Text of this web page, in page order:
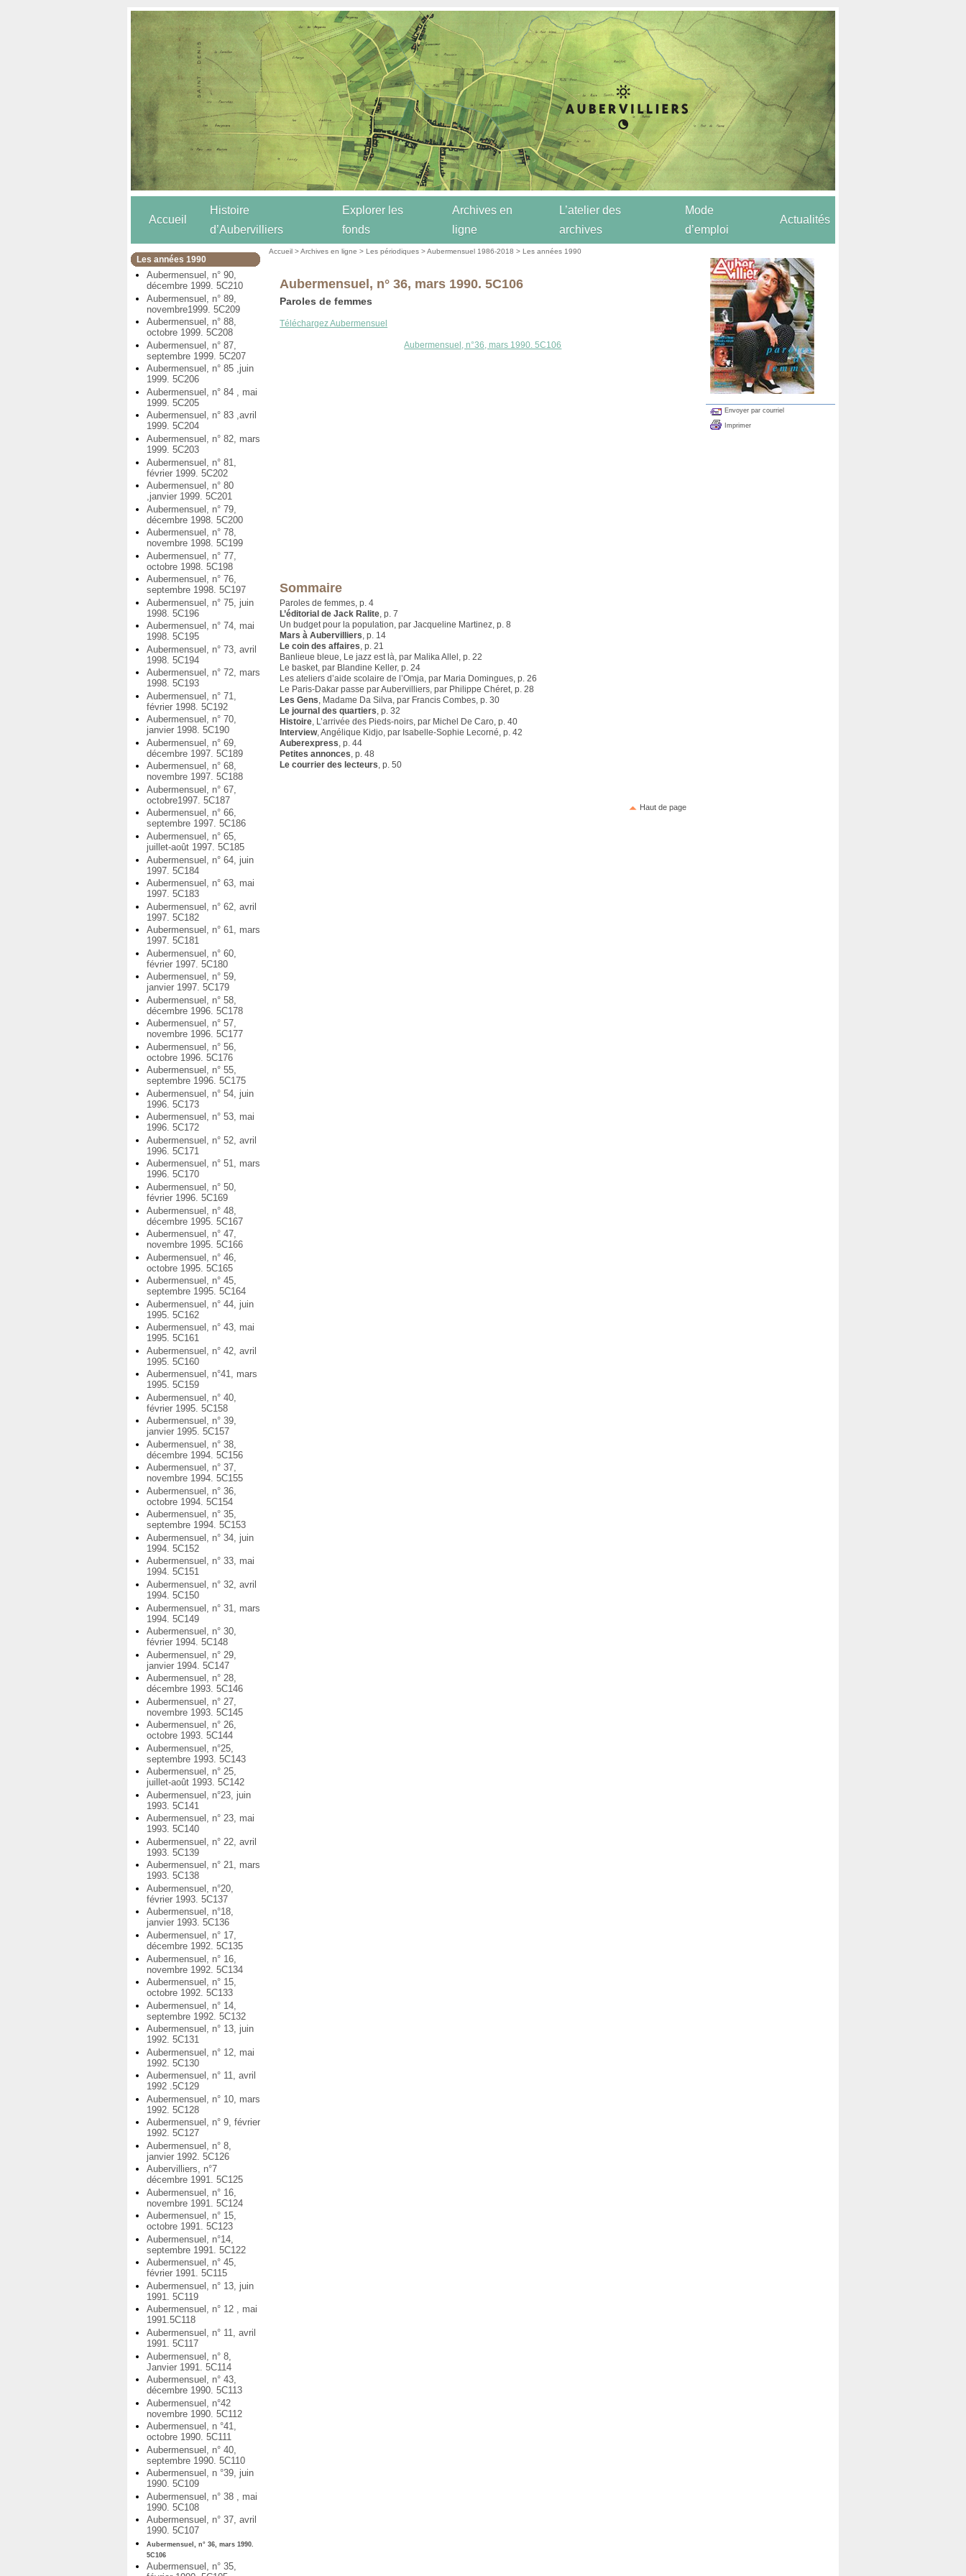
Accueil
Histoire
d’Aubervilliers
Explorer les
fonds
Archives en
ligne
L’atelier des
archives
Mode
d’emploi
Actualités
Les années 1990
Aubermensuel, n° 90,
décembre 1999. 5C210
Aubermensuel, n° 89,
novembre1999. 5C209
Aubermensuel, n° 88,
octobre 1999. 5C208
Aubermensuel, n° 87,
septembre 1999. 5C207
Aubermensuel, n° 85 ,juin
1999. 5C206
Aubermensuel, n° 84 , mai
1999. 5C205
Aubermensuel, n° 83 ,avril
1999. 5C204
Aubermensuel, n° 82, mars
1999. 5C203
Aubermensuel, n° 81,
février 1999. 5C202
Aubermensuel, n° 80
,janvier 1999. 5C201
Aubermensuel, n° 79,
décembre 1998. 5C200
Aubermensuel, n° 78,
novembre 1998. 5C199
Aubermensuel, n° 77,
octobre 1998. 5C198
Aubermensuel, n° 76,
septembre 1998. 5C197
Aubermensuel, n° 75, juin
1998. 5C196
Aubermensuel, n° 74, mai
1998. 5C195
Aubermensuel, n° 73, avril
1998. 5C194
Aubermensuel, n° 72, mars
1998. 5C193
Aubermensuel, n° 71,
février 1998. 5C192
Aubermensuel, n° 70,
janvier 1998. 5C190
Aubermensuel, n° 69,
décembre 1997. 5C189
Aubermensuel, n° 68,
novembre 1997. 5C188
Aubermensuel, n° 67,
octobre1997. 5C187
Aubermensuel, n° 66,
septembre 1997. 5C186
Aubermensuel, n° 65,
juillet-août 1997. 5C185
Aubermensuel, n° 64, juin
1997. 5C184
Aubermensuel, n° 63, mai
1997. 5C183
Aubermensuel, n° 62, avril
1997. 5C182
Aubermensuel, n° 61, mars
1997. 5C181
Aubermensuel, n° 60,
février 1997. 5C180
Aubermensuel, n° 59,
janvier 1997. 5C179
Aubermensuel, n° 58,
décembre 1996. 5C178
Aubermensuel, n° 57,
novembre 1996. 5C177
Aubermensuel, n° 56,
octobre 1996. 5C176
Aubermensuel, n° 55,
septembre 1996. 5C175
Aubermensuel, n° 54, juin
1996. 5C173
Aubermensuel, n° 53, mai
1996. 5C172
Aubermensuel, n° 52, avril
1996. 5C171
Aubermensuel, n° 51, mars
1996. 5C170
Aubermensuel, n° 50,
février 1996. 5C169
Aubermensuel, n° 48,
décembre 1995. 5C167
Aubermensuel, n° 47,
novembre 1995. 5C166
Aubermensuel, n° 46,
octobre 1995. 5C165
Aubermensuel, n° 45,
septembre 1995. 5C164
Aubermensuel, n° 44, juin
1995. 5C162
Aubermensuel, n° 43, mai
1995. 5C161
Aubermensuel, n° 42, avril
1995. 5C160
Aubermensuel, n°41, mars
1995. 5C159
Aubermensuel, n° 40,
février 1995. 5C158
Aubermensuel, n° 39,
janvier 1995. 5C157
Aubermensuel, n° 38,
décembre 1994. 5C156
Aubermensuel, n° 37,
novembre 1994. 5C155
Aubermensuel, n° 36,
octobre 1994. 5C154
Aubermensuel, n° 35,
septembre 1994. 5C153
Aubermensuel, n° 34, juin
1994. 5C152
Aubermensuel, n° 33, mai
1994. 5C151
Aubermensuel, n° 32, avril
1994. 5C150
Aubermensuel, n° 31, mars
1994. 5C149
Aubermensuel, n° 30,
février 1994. 5C148
Aubermensuel, n° 29,
janvier 1994. 5C147
Aubermensuel, n° 28,
décembre 1993. 5C146
Aubermensuel, n° 27,
novembre 1993. 5C145
Aubermensuel, n° 26,
octobre 1993. 5C144
Aubermensuel, n°25,
septembre 1993. 5C143
Aubermensuel, n° 25,
juillet-août 1993. 5C142
Aubermensuel, n°23, juin
1993. 5C141
Aubermensuel, n° 23, mai
1993. 5C140
Aubermensuel, n° 22, avril
1993. 5C139
Aubermensuel, n° 21, mars
1993. 5C138
Aubermensuel, n°20,
février 1993. 5C137
Aubermensuel, n°18,
janvier 1993. 5C136
Aubermensuel, n° 17,
décembre 1992. 5C135
Aubermensuel, n° 16,
novembre 1992. 5C134
Aubermensuel, n° 15,
octobre 1992. 5C133
Aubermensuel, n° 14,
septembre 1992. 5C132
Aubermensuel, n° 13, juin
1992. 5C131
Aubermensuel, n° 12, mai
1992. 5C130
Aubermensuel, n° 11, avril
1992 .5C129
Aubermensuel, n° 10, mars
1992. 5C128
Aubermensuel, n° 9, février
1992. 5C127
Aubermensuel, n° 8,
janvier 1992. 5C126
Aubervilliers, n°7
décembre 1991. 5C125
Aubermensuel, n° 16,
novembre 1991. 5C124
Aubermensuel, n° 15,
octobre 1991. 5C123
Aubermensuel, n°14,
septembre 1991. 5C122
Aubermensuel, n° 45,
février 1991. 5C115
Aubermensuel, n° 13, juin
1991. 5C119
Aubermensuel, n° 12 , mai
1991.5C118
Aubermensuel, n° 11, avril
1991. 5C117
Aubermensuel, n° 8,
Janvier 1991. 5C114
Aubermensuel, n° 43,
décembre 1990. 5C113
Aubermensuel, n°42
novembre 1990. 5C112
Aubermensuel, n °41,
octobre 1990. 5C111
Aubermensuel, n° 40,
septembre 1990. 5C110
Aubermensuel, n °39, juin
1990. 5C109
Aubermensuel, n° 38 , mai
1990. 5C108
Aubermensuel, n° 37, avril
1990. 5C107
Aubermensuel, n° 36, mars 1990.
5C106
Aubermensuel, n° 35,
Accueil >Archives en ligne >Les périodiques >Aubermensuel 1986-2018 >Les années 1990
Aubermensuel, n° 36, mars 1990. 5C106
Paroles de femmes
Téléchargez Aubermensuel
Aubermensuel, n°36, mars 1990. 5C106
Sommaire
Paroles de femmes, p. 4
L’éditorial de Jack Ralite , p. 7
Un budget pour la population, par Jacqueline Martinez, p. 8
Mars à Aubervilliers , p. 14
Le coin des affaires , p. 21
Banlieue bleue, Le jazz est là, par Malika Allel, p. 22
Le basket, par Blandine Keller, p. 24
Les ateliers d’aide scolaire de l’Omja, par Maria Domingues, p. 26
Le Paris-Dakar passe par Aubervilliers, par Philippe Chéret, p. 28
Les Gens , Madame Da Silva, par Francis Combes, p. 30
Le journal des quartiers , p. 32
Histoire , L’arrivée des Pieds-noirs, par Michel De Caro, p. 40
Interview, Angélique Kidjo, par Isabelle-Sophie Lecorné, p. 42
Auberexpress , p. 44
Petites annonces , p. 48
Le courrier des lecteurs , p. 50
Haut de page
Envoyer par courriel
Imprimer